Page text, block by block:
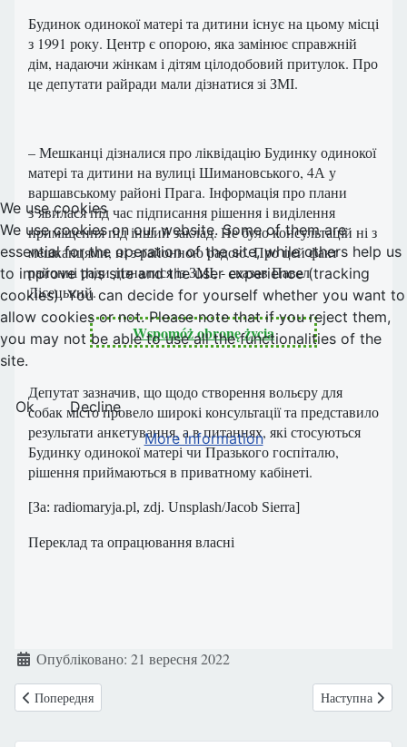
Будинок одинокої матері та дитини існує на цьому місці
з 1991 року. Центр є опорою, яка замінює справжній
дім, надаючи жінкам і дітям цілодобовий притулок. Про
це депутати райради мали дізнатися зі ЗМІ.
– Мешканці дізналися про ліквідацію Будинку одинокої
матері та дитини на вулиці Шимановського, 4А у
варшавському районі Прага. Інформація про плани
з’явилася під час підписання рішення і виділення
приміщення під інший заклад. Не було консультацій ні з
мешканцями, ні з районною радою. Про цей факт
районні ради дізналися із ЗМІ, - сказав Павел
Лісецький.
Wspomóż obronę życia
Депутат зазначив, що щодо створення вольєру для
собак місто провело широкі консультації та представило
результати анкетування, а в питаннях, які стосуються
Будинку одинокої матері чи Празького госпіталю,
рішення приймаються в приватному кабінеті.
[За: radiomaryja.pl, zdj. Unsplash/Jacob Sierra]
Переклад та опрацювання власні
ДеталіОпубліковано: 21 вересня 2022
Попередня стаття: Медичні експерименти в Африці та
Попередня Наступна
Наступна
We use cookies
We use cookies on our website. Some of them are
essential for the operation of the site, while others help us
to improve this site and the user experience (tracking
cookies). You can decide for yourself whether you want to
allow cookies or not. Please note that if you reject them,
you may not be able to use all the functionalities of the
site.
Ok
Decline
More information